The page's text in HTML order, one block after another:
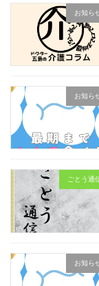
お知ら
お知ら
ごとう通
お知ら